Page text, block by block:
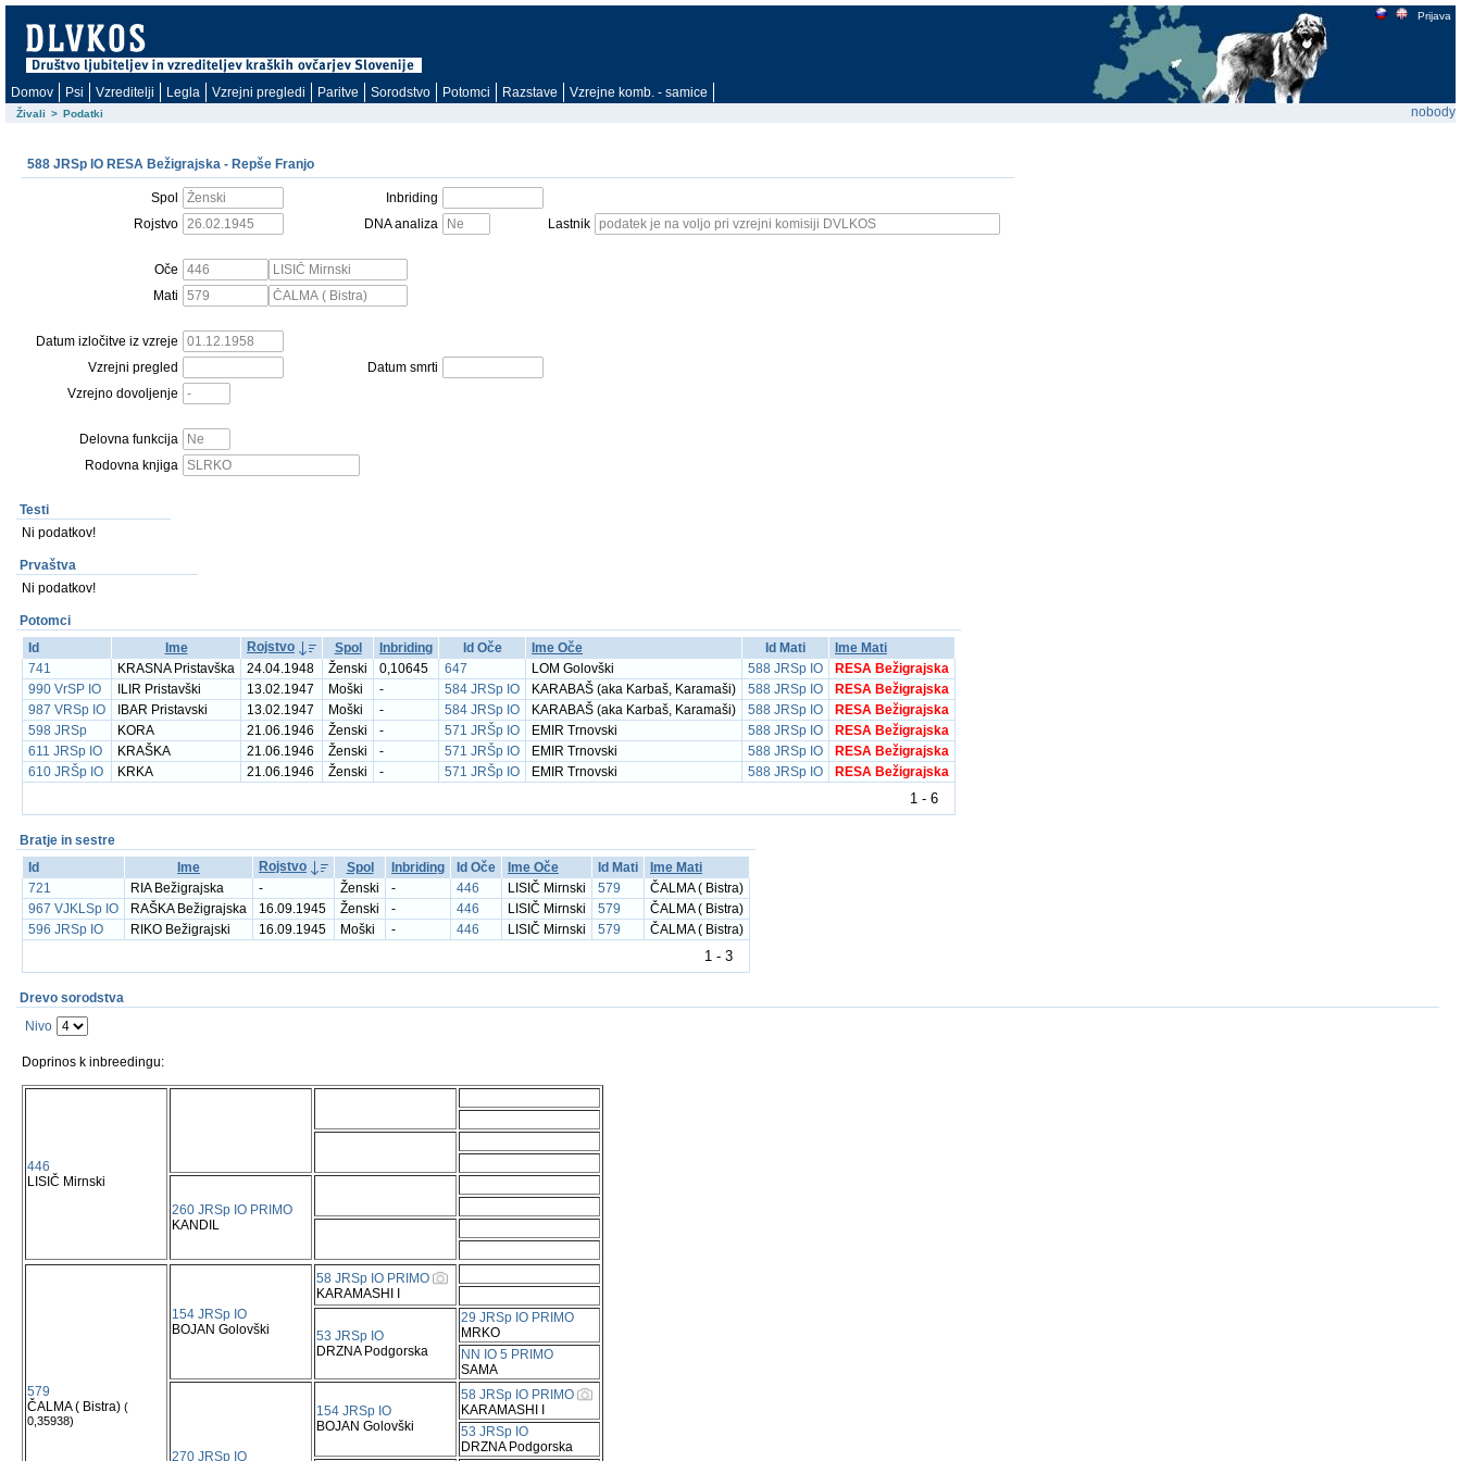
Prijava
Domov Psi Vzreditelji Legla Vzrejni pregledi Paritve Sorodstvo Potomci Razstave Vzrejne komb. - samice
Živali > Podatki nobody
588 JRSp IO RESA Bežigrajska - Repše Franjo
Spol
Inbriding
Rojstvo
DNA analiza Lastnik
Oče
Mati
Datum izločitve iz vzreje
Vzrejni pregled
Datum smrti
Vzrejno dovoljenje
Delovna funkcija
Rodovna knjiga
Testi
Ni podatkov!
Prvaštva
Ni podatkov!
Potomci
Id
Ime Rojstvo Spol Inbriding Id Oče Ime Oče Id Mati
Ime Mati
741
KRASNA Pristavška 24.04.1948 Ženski 0,10645 647 LOM Golovški 588 JRSp IO
RESA Bežigrajska
990 VrSP IO
ILIR Pristavški 13.02.1947 Moški - 584 JRSp IO KARABAŠ (aka Karbaš, Karamaši) 588 JRSp IO
RESA Bežigrajska
987 VRSp IO
IBAR Pristavski 13.02.1947 Moški - 584 JRSp IO KARABAŠ (aka Karbaš, Karamaši) 588 JRSp IO
RESA Bežigrajska
598 JRSp
KORA 21.06.1946 Ženski - 571 JRŠp IO EMIR Trnovski 588 JRSp IO
RESA Bežigrajska
611 JRSp IO
KRAŠKA 21.06.1946 Ženski - 571 JRŠp IO EMIR Trnovski 588 JRSp IO
RESA Bežigrajska
610 JRŠp IO
KRKA 21.06.1946 Ženski - 571 JRŠp IO EMIR Trnovski 588 JRSp IO RESA Bežigrajska
1 - 6
Bratje in sestre
Id
Ime Rojstvo Spol Inbriding Id Oče Ime Oče Id Mati
Ime Mati
721
RIA Bežigrajska - Ženski - 446 LISIČ Mirnski 579
ČALMA ( Bistra)
967 VJKLSp IO
RAŠKA Bežigrajska 16.09.1945 Ženski - 446 LISIČ Mirnski 579
ČALMA ( Bistra)
596 JRSp IO
RIKO Bežigrajski 16.09.1945 Moški - 446 LISIČ Mirnski 579 ČALMA ( Bistra)
1 - 3
Drevo sorodstva
Nivo
Doprinos k inbreedingu:
446
LISIČ Mirnski
260 JRSp IO PRIMO
KANDIL
579
ČALMA ( Bistra) (
0,35938)
154 JRSp IO
BOJAN Golovški
58 JRSp IO PRIMO
KARAMASHI I
53 JRSp IO
DRZNA Podgorska
29 JRSp IO PRIMO
MRKO
NN IO 5 PRIMO
SAMA
270 JRSp IO
154 JRSp IO
BOJAN Golovški
58 JRSp IO PRIMO
KARAMASHI I
53 JRSp IO
DRZNA Podgorska